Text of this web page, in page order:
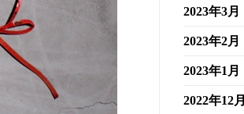
2023年3月
2023年2月
2023年1月
2022年12月